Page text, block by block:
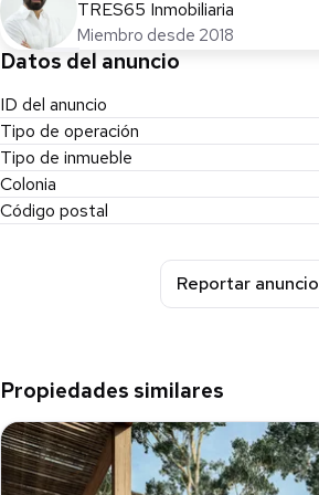
. Laguna navegable.
-Bienestar y relajación.
. Temazcal.
. Choza de masaje maya.
. Jardín contemplativo.
. Consultorio médico.
-Vida activa.
. Cancha de pickleball.
. Cancha de futbol 7.
. Senderos de jogging.
. Circuito de bici-cross.
. Huerto y jardín botánico.
. Pibs (Hornose tradicionales mayas).
Servicios:
TRES65 Inmobiliaria
Miembro desde 2018
Datos del anuncio
ID del anuncio
Tipo de operación
Tipo de inmueble
Colonia
Código postal
Reportar anuncio
Propiedades similares